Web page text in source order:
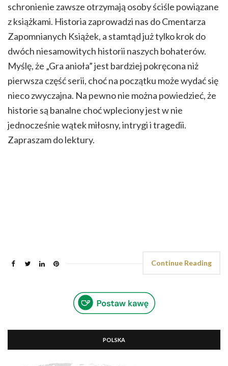
schronienie zawsze otrzymają osoby ściśle powiązane
z książkami. Historia zaprowadzi nas do Cmentarza
Zapomnianych Książek, a stamtąd już tylko krok do
dwóch niesamowitych historii naszych bohaterów.
Myślę, że „Gra anioła” jest bardziej pokręcona niż
pierwsza część serii, choć na początku może wydać się
nieco zwyczajna. Na pewno nie można powiedzieć, że
historie są banalne choć wpleciony jest w nie
jednocześnie wątek miłosny, intrygi i tragedii.
Zapraszam do lektury.
Continue Reading
POLSKA